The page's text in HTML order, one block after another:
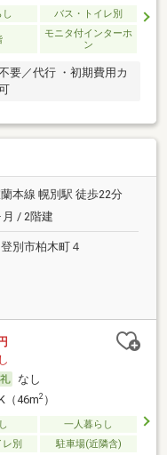
バス・トイレ別
モニタ付インターホ
ン
要／代行 ・初期費用カ
蘭本線 幌別駅 徒歩22分
/ 2階建
別市柏木町４
なし
（46m2）
一人暮らし
別 駐車場(近隣含)